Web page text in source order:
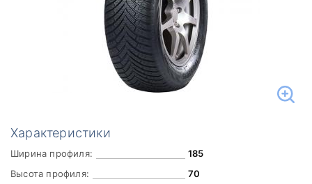
Характеристики
Ширина профиля:
185
Высота профиля:
70